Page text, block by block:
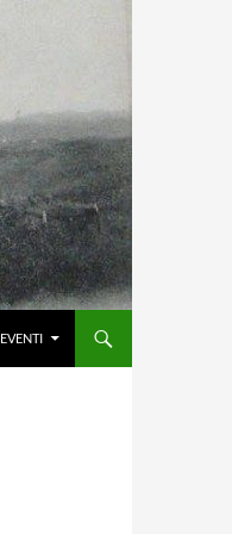
EVENTI